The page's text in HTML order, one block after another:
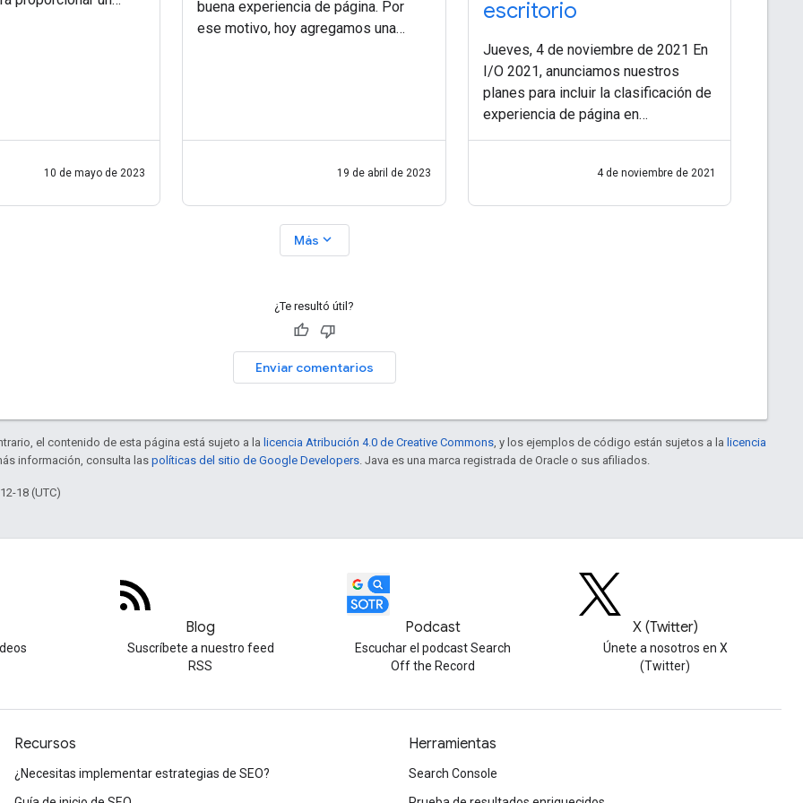
10 de mayo de 2023
buena experiencia de página. Por
ese motivo, hoy agregamos una
19 de abril de 2023
escritorio
Jueves, 4 de noviembre de 2021 En
I/O 2021, anunciamos nuestros
planes para incluir la clasificación de
experiencia de página en
el cronograma de estos cambios.
4 de noviembre de 2021
Más expand_more
¿Te resultó útil?
Enviar comentarios
el contenido de esta página está sujeto a la licencia Atribución 4.0 de Creative Commons , y los ejemplos de código están sujetos a la licencia
información, consulta las políticas del sitio de Google Developers . Java es una marca registrada de Oracle o sus afiliados.
18 (UTC)
Blog
Suscríbete a nuestro feed
RSS
Podcast
Escuchar el podcast Search
Off the Record
X (Twitter)
Únete a nosotros en X
(Twitter)
Recursos
¿Necesitas implementar estrategias de SEO?
Herramientas
Search Console